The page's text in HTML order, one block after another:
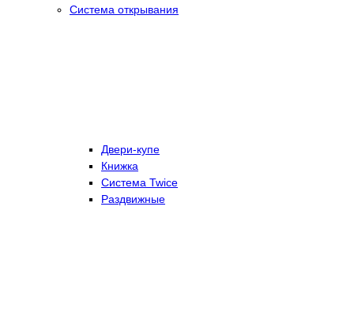
Система открывания
Двери-купе
Книжка
Система Twice
Раздвижные